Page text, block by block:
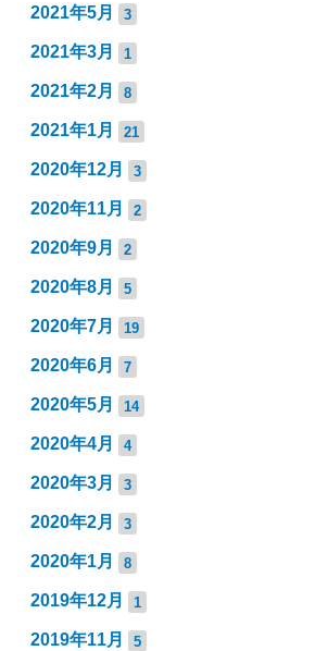
2021年5月 3
2021年3月 1
2021年2月 8
2021年1月 21
2020年12月 3
2020年11月 2
2020年9月 2
2020年8月 5
2020年7月 19
2020年6月 7
2020年5月 14
2020年4月 4
2020年3月 3
2020年2月 3
2020年1月 8
2019年12月 1
2019年11月 5